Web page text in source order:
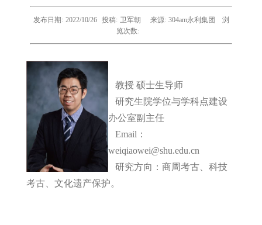
发布日期: 2022/10/26 投稿: 卫军朝 来源: 304am永利集团
浏
览次数:
教授 硕士生导师
研究生院学位与学科点建设
办公室副主任
Email：
weiqiaowei@shu.edu.cn
研究方向：商周考古、科技
考古、文化遗产保护。